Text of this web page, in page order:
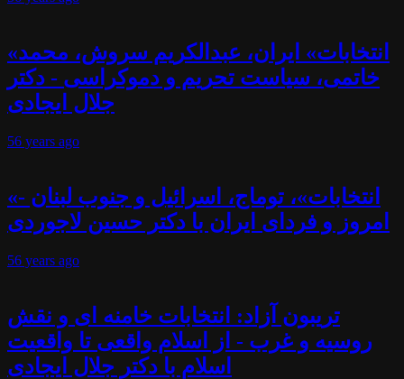
«انتخابات» ایران، عبدالکریم سروش، محمد
خاتمی، سیاست تحریم و دموکراسی - دکتر
جلال ایجادی
56 years ago
«انتخابات»، توماج، اسرائیل و جنوب لبنان -
امروز و فردای ایران با دکتر حسین لاجوردی
56 years ago
تریبون آزاد: انتخابات خامنه ای و نقش
روسیه و غرب - از اسلام واقعی تا واقعیت
اسلام با دکتر جلال ایجادی